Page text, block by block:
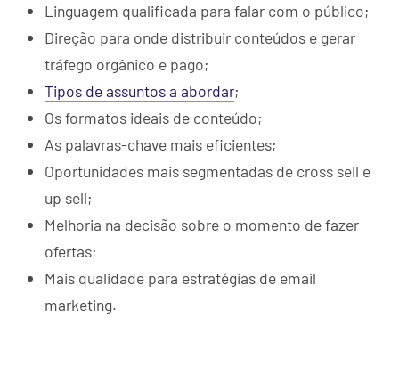
Linguagem qualificada para falar com o público;
Direção para onde distribuir conteúdos e gerar
tráfego orgânico e pago;
Tipos de assuntos a abordar;
Os formatos ideais de conteúdo;
As palavras-chave mais eficientes;
Oportunidades mais segmentadas de cross sell e
up sell;
Melhoria na decisão sobre o momento de fazer
ofertas;
Mais qualidade para estratégias de email
marketing.